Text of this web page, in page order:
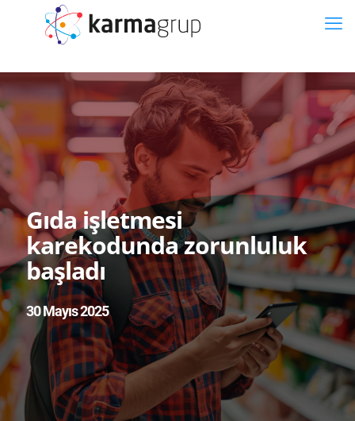
Gıda işletmesi
karekodunda zorunluluk
başladı
30 Mayıs 2025